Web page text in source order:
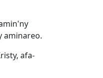
aminareo.
afa-